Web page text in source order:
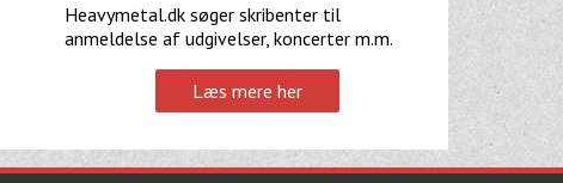
Heavymetal.dk søger skribenter til
anmeldelse af udgivelser, koncerter m.m.
Læs mere her